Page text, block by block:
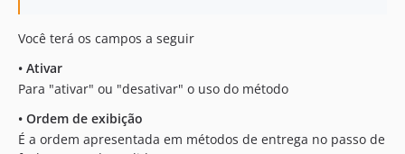
Você terá os campos a seguir
• Ativar
Para "ativar" ou "desativar" o uso do método
• Ordem de exibição
É a ordem apresentada em métodos de entrega no passo de